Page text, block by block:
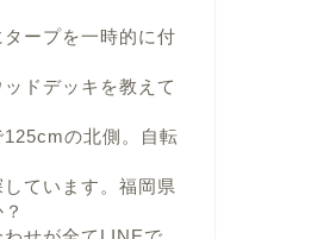
ープを一時的に付
ドデッキを教えて
の北側。自転
ています。福岡県